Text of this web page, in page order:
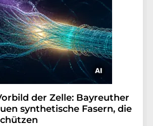
der Zelle: Bayreuther
synthetische Fasern, die